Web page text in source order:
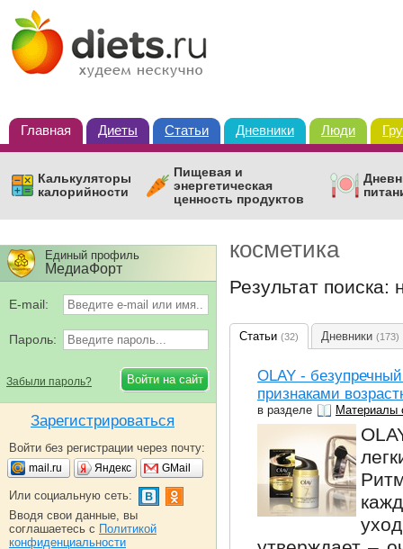
Главная Диеты Статьи Дневники Люди
Калькуляторы
калорийности
Пищевая и
энергетическая
ценность продуктов
косметика
Результат
Статьи (32) Дневники (173)
OLAY -
признаками
в разделе Материалы
Единый профиль
МедиаФорт
E-mail:
Пароль:
Забыли пароль?
Зарегистрироваться
Войти без регистрации через почту:
mail.ru Яндекс GMail
Или социальную сеть:
Вводя свои данные, вы
соглашаетесь с Политикой
конфиденциальности